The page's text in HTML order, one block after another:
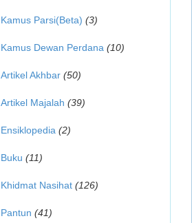
Kamus Parsi(Beta) (3)
Kamus Dewan Perdana (10)
Artikel Akhbar (50)
Artikel Majalah (39)
Ensiklopedia (2)
Buku (11)
Khidmat Nasihat (126)
Pantun (41)